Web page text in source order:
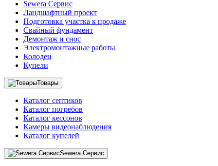
Sewera Сервис
Ландшафтный проект
Подготовка участка к продаже
Свайный фундамент
Демонтаж и снос
Электромонтажные работы
Колодец
Купели
Товары
Каталог септиков
Каталог погребов
Каталог кессонов
Камеры видеонаблюдения
Каталог купелей
Sewera Сервис